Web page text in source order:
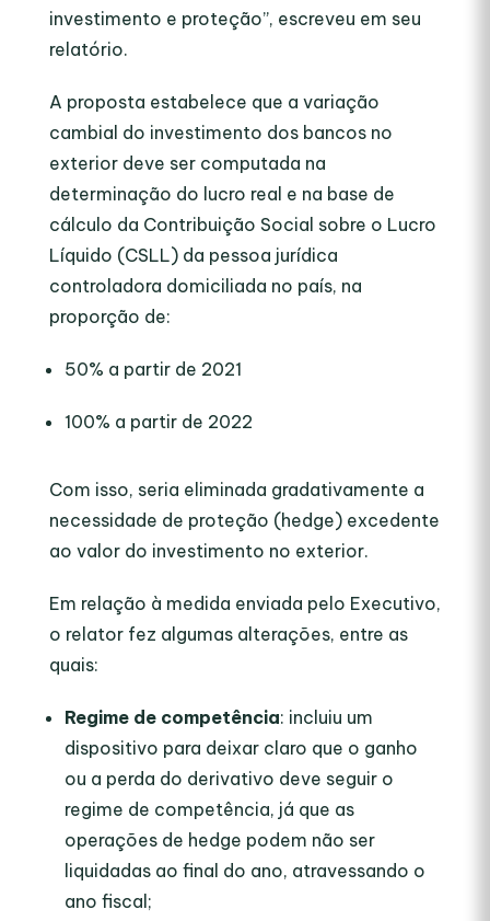
investimento e proteção”, escreveu em seu
relatório.
A proposta estabelece que a variação
cambial do investimento dos bancos no
exterior deve ser computada na
determinação do lucro real e na base de
cálculo da Contribuição Social sobre o Lucro
Líquido (CSLL) da pessoa jurídica
controladora domiciliada no país, na
proporção de:
50% a partir de 2021
100% a partir de 2022
Com isso, seria eliminada gradativamente a
necessidade de proteção (hedge) excedente
ao valor do investimento no exterior.
Em relação à medida enviada pelo Executivo,
o relator fez algumas alterações, entre as
quais:
Regime de competência: incluiu um
dispositivo para deixar claro que o ganho
ou a perda do derivativo deve seguir o
regime de competência, já que as
operações de hedge podem não ser
liquidadas ao final do ano, atravessando o
ano fiscal;